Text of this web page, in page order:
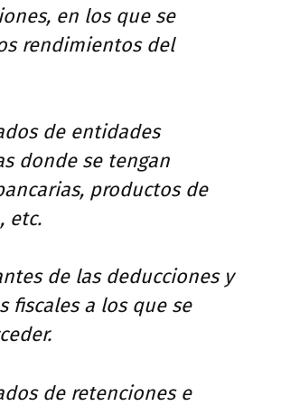
en los que se
rendimientos del
de entidades
donde se tengan
productos de
etc.
de las deducciones y
fiscales a los que se
de retenciones e